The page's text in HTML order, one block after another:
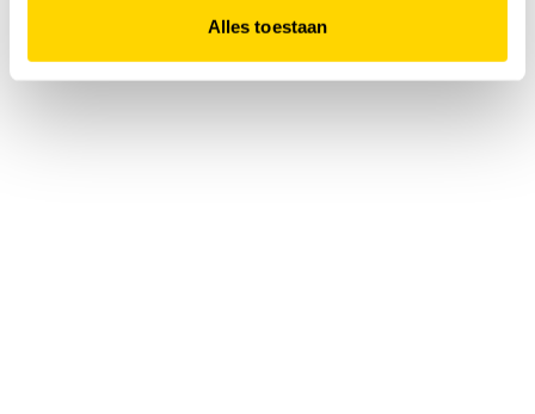
Alles toestaan